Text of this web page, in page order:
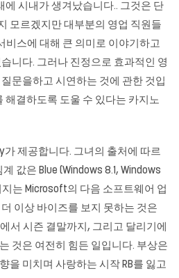
에 시내가 생겨났습니다.. 그것은 단
모르겠지만 대부분의 영업 직원들
비스에 대해 큰 의미로 이야기하고
니다. 그러나 진정으로 효과적인 영
문을하고 시연하는 것에 관한 것입
해결하도록 도울 수 있다는 카지노
가 제공합니다. 그녀의 출처에 따르
값은 Blue (Windows 8.1, Windows
지는 Microsoft의 다음 소프트웨어 업
이상 바이즈를 보지 못하는 것은
서 시즌 결말까지, 그리고 달리기에
것은 여전히 ​​힘든 일입니다. 부상은
을 미치며 사랑하는 시작 RB를 잃고